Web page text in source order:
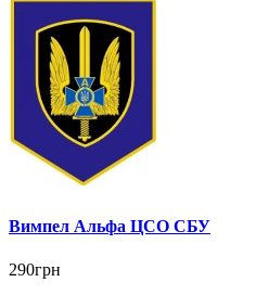
Вимпел Альфа ЦСО СБУ
290грн